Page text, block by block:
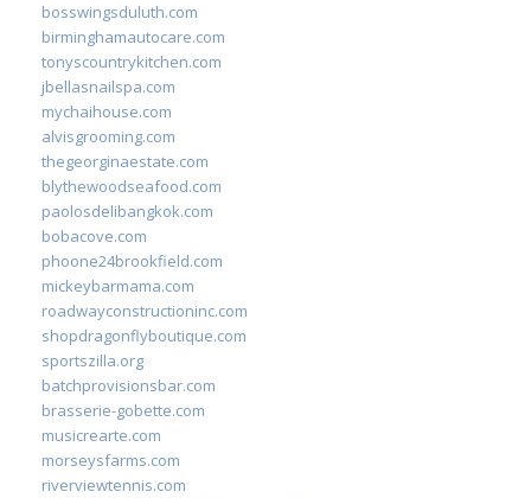
bosswingsduluth.com
birminghamautocare.com
tonyscountrykitchen.com
jbellasnailspa.com
mychaihouse.com
alvisgrooming.com
thegeorginaestate.com
blythewoodseafood.com
paolosdelibangkok.com
bobacove.com
phoone24brookfield.com
mickeybarmama.com
roadwayconstructioninc.com
shopdragonflyboutique.com
sportszilla.org
batchprovisionsbar.com
brasserie-gobette.com
musicrearte.com
morseysfarms.com
riverviewtennis.com